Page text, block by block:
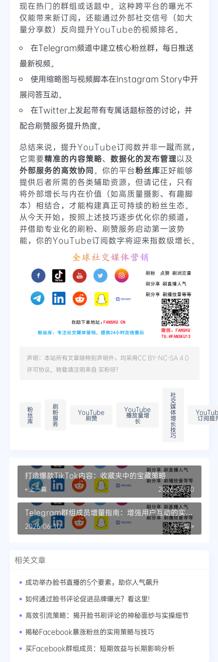
现在热门的群组或话题中。这种跨平台的曝光不
仅能带来新订阅，还能通过外部社交信号（如大
量分享数）反向提升YouTube的视频排名。
在Telegram频道中建立核心粉丝群，每日推送
最新视频。
使用缩略图与视频脚本在Instagram Story中开
展问答互动。
在Twitter上发起带有专属话题标签的讨论，并
配合刷赞服务提升热度。
总结来说，提升YouTube订阅数并非一蹴而就，
它需要精准的内容策略、 数据化的发布管理以及
外部服务的高效协同 。你的平台粉丝库正好能够
提供后者所需的各类辅助资源，但请记住，只有
将外部增长与内在价值（如高质量摄影、有趣脚
本）相结合，才能构建真正可持续的粉丝生态。
从今天开始，按照上述技巧逐步优化你的频道，
并借助专业化的刷粉、刷赞服务启动第一波势
能，你的YouTube订阅数字将迎来指数级增长。
声明：本站所有文章除特别声明外，均采用CC BY-NC-SA 4.0
许可协议。转载请注明来自 买粉呀！
粉
丝
库
刷
粉
服
务
YouTube
刷赞
YouTube
播放量增
长
社
交
媒
体
增
长
技
巧
订阅提
打造爆款TikTok内容：收藏夹中的宝藏策略
« 上一篇 2026-06-10
Telegram群组成员增量指南：增强用户互动的实用
技巧
下一篇 »
2026-06-10
相关文章
成功举办脸书直播的5个要素，助你人气飙升
如何通过脸书评论促进品牌曝光？看这里!
高效引流策略：揭开脸书刷评论的神秘面纱与实操细节
揭秘Facebook暴涨粉丝的实用策略与技巧
买Facebook群组成员：短期效益与长期影响分析